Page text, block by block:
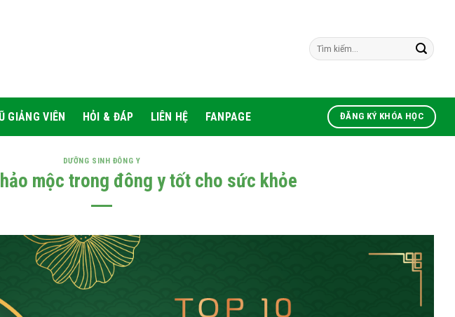
GIẢNG VIÊN HỎI & ĐÁP LIÊN HỆ FANPAGE ĐĂNG KÝ KHÓA HỌC
DƯỠNG SINH ĐÔNG Y
mộc trong đông y tốt cho sức khỏe